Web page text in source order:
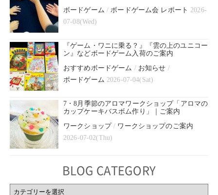
ボードゲーム /ボードゲーム会 レポート 2026-
07-08(Wed)
『ゲーム・ワニに乗る？』『雲の上のユニコー
ン』などボードゲーム入荷のご案内
おすすめボードゲーム / お知らせ /
ボードゲーム 2026-07-04(Sat)
7・8月季節のアロマワークショップ「アロマの
カップケーキバスボム作り」｜ご案内
ワークショップ/ ワークショップのご案内
2026-07-02(Thu)
BLOG CATEGORY
BLOG